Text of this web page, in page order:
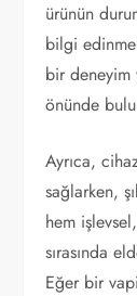
ürünün
bilgi
bir deneyim
önünde
Ayrıca,
sağlarken,
hem
sırasında
Eğer bir